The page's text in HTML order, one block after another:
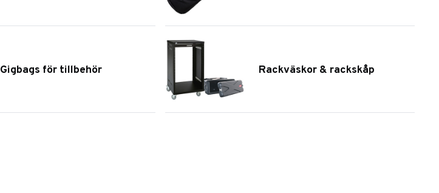
Gigbags för tillbehör Rackväskor & rackskåp